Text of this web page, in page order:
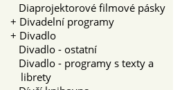
Diaprojektorové filmové pásky
+ Divadelní programy
+ Divadlo
Divadlo - ostatní
Divadlo - programy s texty a
librety